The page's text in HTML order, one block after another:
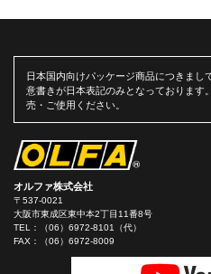
日本国内向けパッケージ商品につきまし
意書きが日本表記のみとなっております
売・ご使用ください。
オルファ株式会社
〒537-0021
大阪市東成区東中本2丁目11番8号
TEL：
（06）6972-8101（代）
FAX：（06）6972-8009